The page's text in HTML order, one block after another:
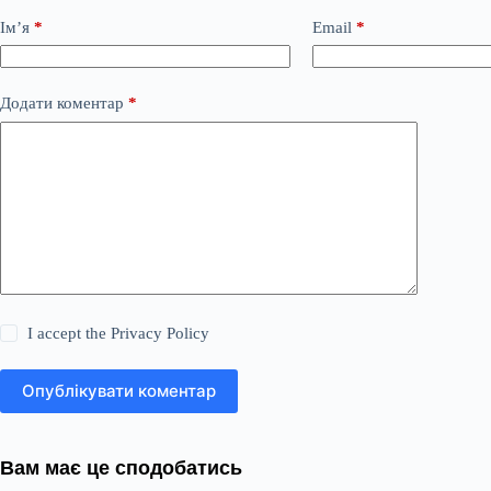
Ім’я * Email *
Додати коментар *
I accept thePrivacy Policy
Опублікувати коментар
Вам має це сподобатись